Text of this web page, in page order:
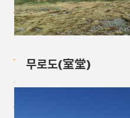
무로도(室堂)